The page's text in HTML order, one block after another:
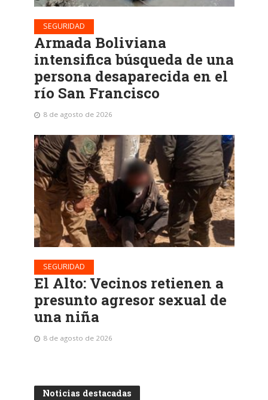
SEGURIDAD
Armada Boliviana
intensifica búsqueda de una
persona desaparecida en el
río San Francisco
8 de agosto de 2026
SEGURIDAD
El Alto: Vecinos retienen a
presunto agresor sexual de
una niña
8 de agosto de 2026
Noticias destacadas